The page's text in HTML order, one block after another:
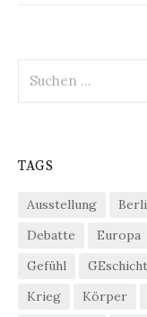
nach:
TAGS
Ausstellung
Debatte
Europa
Gefühl
Krieg
Körper